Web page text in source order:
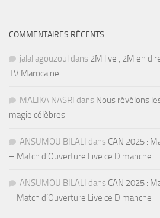
COMMENTAIRES RÉCENTS
jalal agouzoul dans 2M live , 2M en
TV Marocaine
MALIKA NASRI dans Nous révélons
magie célèbres
ANSUMOU BILALI dans CAN 2025 :
– Match d’Ouverture Live ce Dimanche
ANSUMOU BILALI dans CAN 2025 :
– Match d’Ouverture Live ce Dimanche